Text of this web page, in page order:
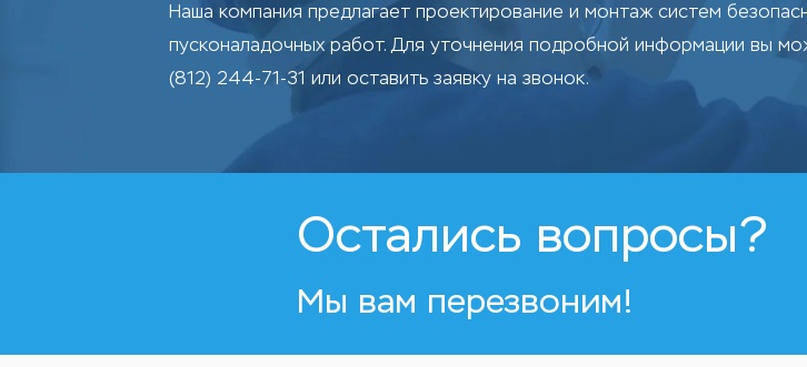
Наша компания предлагает проектирование и монтаж систем
пусконаладочных работ. Для уточнения подробной информации вы
(812) 244-71-31 или оставить заявку на звонок.
Остались вопросы?
Мы вам перезвоним!